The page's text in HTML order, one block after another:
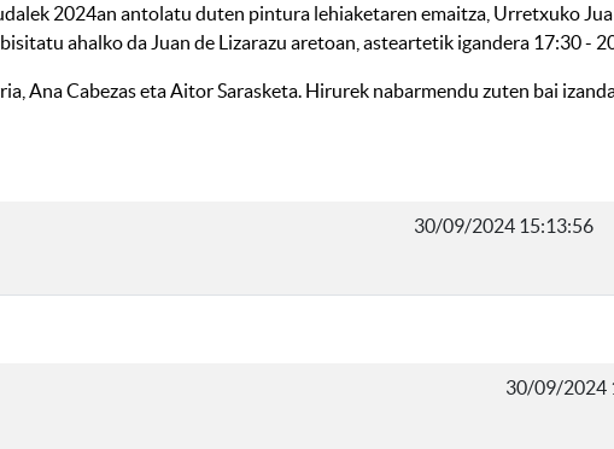
2024an antolatu duten pintura lehiaketaren emaitza, Urretxuko
ahalko da Juan de Lizarazu aretoan, asteartetik igandera 17:30 -
Ana Cabezas eta Aitor Sarasketa. Hirurek nabarmendu zuten bai
30/09/2024 15:13:56
30/09/2024